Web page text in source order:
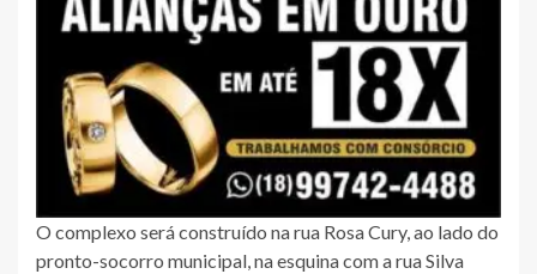
O complexo será construído na rua Rosa Cury, ao lado do
pronto-socorro municipal, na esquina com a rua Silva